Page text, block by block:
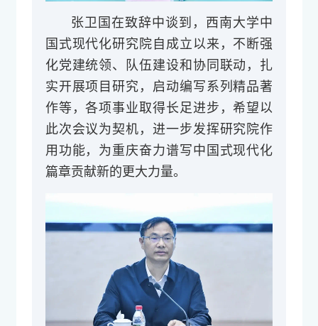
张卫国在致辞中谈到，西南大学中
国式现代化研究院自成立以来，不断强
化党建统领、队伍建设和协同联动，扎
实开展项目研究，启动编写系列精品著
作等，各项事业取得长足进步，希望以
此次会议为契机，进一步发挥研究院作
用功能，为重庆奋力谱写中国式现代化
篇章贡献新的更大力量。